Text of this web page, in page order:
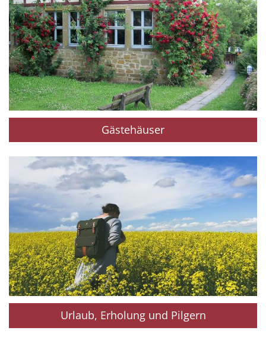
Gästehäuser
Urlaub, Erholung und Pilgern